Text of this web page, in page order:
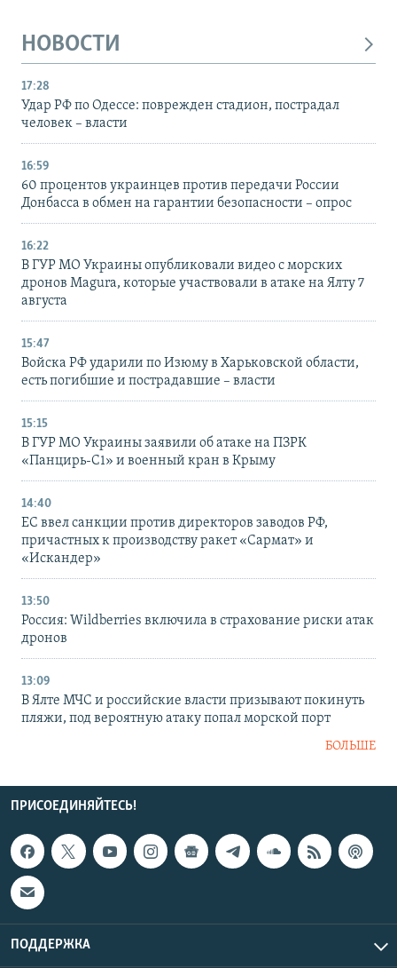
НОВОСТИ
17:28
Удар РФ по Одессе: поврежден стадион, пострадал
человек – власти
16:59
60 процентов украинцев против передачи России
Донбасса в обмен на гарантии безопасности – опрос
16:22
В ГУР МО Украины опубликовали видео с морских
дронов Magura, которые участвовали в атаке на Ялту 7
августа
15:47
Войска РФ ударили по Изюму в Харьковской области,
есть погибшие и пострадавшие – власти
15:15
В ГУР МО Украины заявили об атаке на ПЗРК
«Панцирь-С1» и военный кран в Крыму
14:40
ЕС ввел санкции против директоров заводов РФ,
причастных к производству ракет «Сармат» и
«Искандер»
13:50
Россия: Wildberries включила в страхование риски атак
дронов
13:09
В Ялте МЧС и российские власти призывают покинуть
пляжи, под вероятную атаку попал морской порт
БОЛЬШЕ
ПРИСОЕДИНЯЙТЕСЬ!
ПОДДЕРЖКА